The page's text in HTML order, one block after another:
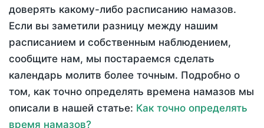
доверять какому-либо расписанию намазов.
Если вы заметили разницу между нашим
расписанием и собственным наблюдением,
сообщите нам, мы постараемся сделать
календарь молитв более точным. Подробно о
том, как точно определять времена намазов мы
описали в нашей статье: Как точно определять
время намазов?